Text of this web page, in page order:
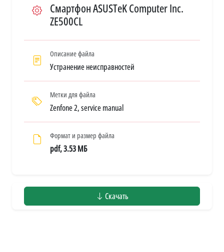
Смартфон ASUSTeK Computer Inc.
ZE500CL
Описание файла
Устранение неисправностей
Метки для файла
Zenfone 2, service manual
Формат и размер файла
pdf, 3.53 МБ
Скачать